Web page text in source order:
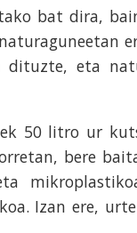
bat dira,
dituzte, eta
50 litro ur
bere
Izan ere,